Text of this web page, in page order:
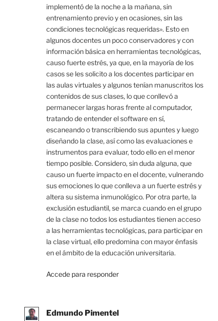
implementó de la noche a la mañana, sin
entrenamiento previo y en ocasiones, sin las
condiciones tecnológicas requeridas». Esto en
algunos docentes un poco conservadores y con
información básica en herramientas tecnológicas,
causo fuerte estrés, ya que, en la mayoría de los
casos se les solicito a los docentes participar en
las aulas virtuales y algunos tenían manuscritos los
contenidos de sus clases, lo que conllevó a
permanecer largas horas frente al computador,
tratando de entender el software en sí,
escaneando o transcribiendo sus apuntes y luego
diseñando la clase, así como las evaluaciones e
instrumentos para evaluar, todo ello en el menor
tiempo posible. Considero, sin duda alguna, que
causo un fuerte impacto en el docente, vulnerando
sus emociones lo que conlleva a un fuerte estrés y
altera su sistema inmunológico. Por otra parte, la
exclusión estudiantil, se marca cuando en el grupo
de la clase no todos los estudiantes tienen acceso
a las herramientas tecnológicas, para participar en
la clase virtual, ello predomina con mayor énfasis
en el ámbito de la educación universitaria.
Accede para responder
Edmundo Pimentel